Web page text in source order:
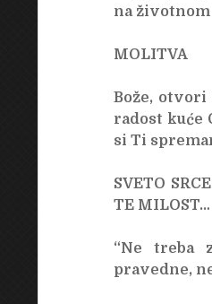
na životnom
MOLITVA
Bože,
radost kuće
si Ti
SVETO
TE MILOST…
“Ne treba
pravedne,